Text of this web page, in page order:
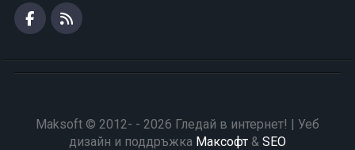
Maksoft © 2012- - 2026 Гледай в интернет! | Уеб
дизайн и поддръжка Максофт & SEO